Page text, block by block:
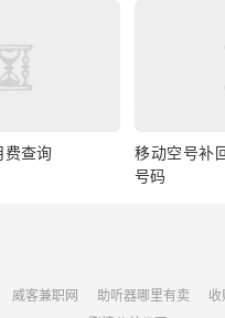
费查询
移动空号补
号码
威客兼职网 助听器哪里有卖 收